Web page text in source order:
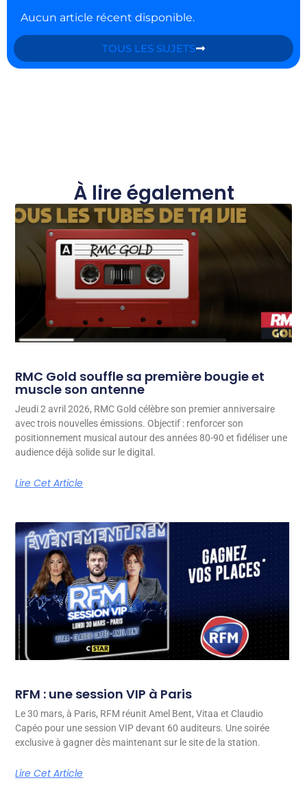
Aucun article récent disponible.
TOUS LES SUJETS
À lire également
RMC Gold souffle sa première bougie et
muscle son antenne
Jeudi 2 avril 2026, RMC Gold célèbre son premier anniversaire
avec trois nouvelles émissions. Objectif : renforcer son
positionnement musical autour des années 80-90 et fidéliser une
audience déjà solide sur le digital.
Lire Cet Article
RFM : une session VIP à Paris
Le 30 mars, à Paris, RFM réunit Amel Bent, Vitaa et Claudio
Capéo pour une session VIP devant 60 auditeurs. Une soirée
exclusive à gagner dès maintenant sur le site de la station.
Lire Cet Article